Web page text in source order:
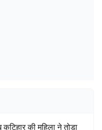
की महिला ने तोड़ा